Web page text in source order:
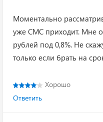
Моментально
уже СМС приходит. Мне
рублей под 0,8%. Не
только если брать на
Хорошо
Ответить